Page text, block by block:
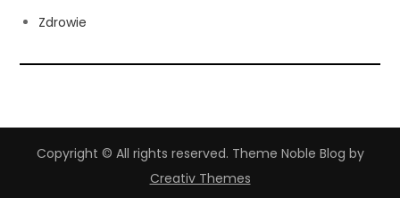
Zdrowie
Copyright © All rights reserved. Theme Noble Blog by
Creativ Themes